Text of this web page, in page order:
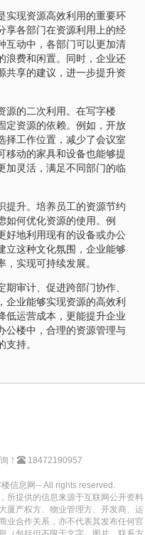
实现资源高效利用的重要环
享各部门在资源利用上的经
互动中，各部门可以更加清
浪费和闲置。同时，企业还
共享的建议，进一步提升资
源的二次利用。在写字楼
定资源的依赖。例如，开放
择工作位置，减少了会议室
移动的家具和设备也能够提
加灵活，满足不同部门的临
提升。培养员工的资源节约
如何优化资源的使用。例
好地利用现有的设备或办公
立这种文化氛围，企业能够
实现可持续发展。
审计、促进跨部门协作、
企业能够实现资源的高效利
低运营成本，更能提升企业
公楼中，合理的资源管理与
持。
！ 18472190957
信息网-- All rights reserved.
所提供的信息来源于互联网公开资料
厦产权方、物业管理方、开发商、运
业合作关系，亦不代表其发布任何官